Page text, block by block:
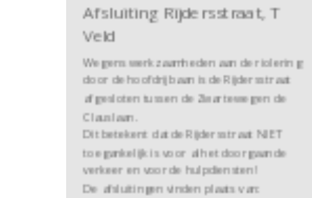
Afsluiting Rijdersstraat, T
Veld
Wegens werkzaamheden aan de riolering
door de hoofdrijbaan is de Rijdersstraat
afgesloten tussen de Zwarteweg en de
Clauslaan.
Dit betekent dat de Rijdersstraat NIET
toegankelijk is voor al het doorgaande
verkeer en voor de hulpdiensten!
De afsluitingen vinden plaats van: